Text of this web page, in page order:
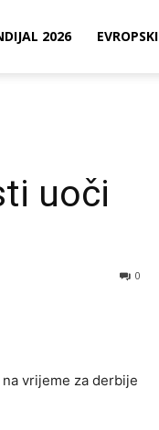
2026 EVROPSKI
uoči
0
vrijeme za derbije